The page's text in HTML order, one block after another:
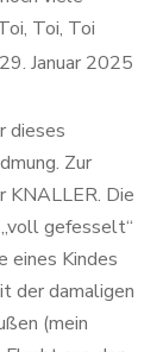
Toi, Toi
29. Januar 2025
dieses
Zur
KNALLER. Die
gefesselt“
eines Kindes
der damaligen
(mein